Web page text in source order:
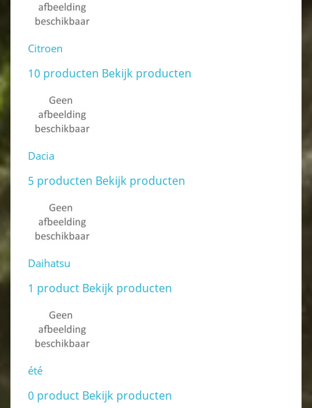
Citroen
10 producten Bekijk producten
Dacia
5 producten Bekijk producten
Daihatsu
1 product Bekijk producten
été
0 product Bekijk producten